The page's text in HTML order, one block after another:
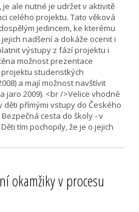
ale nutné je udržet v aktivitě
celého projektu. Tato věková
jedincem, ke kterému
nadšení a dokáže ocenit i
výstupy z fází projektu i
možnost prezentace
studenstkých
a mají možnost navštívit
jaro 2009). <br />Velice vhodné
přímými vstupy do Českého
cesta do školy - v
tím pochopily, že je o jejich
okamžiky v procesu